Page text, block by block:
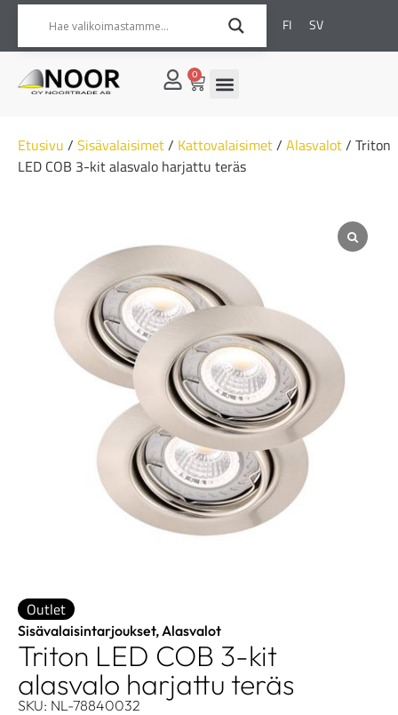
FI SV
0
Etusivu / Sisävalaisimet/ Kattovalaisimet/ Alasvalot/ Triton
LED COB 3-kit alasvalo harjattu teräs
Outlet
Sisävalaisintarjoukset,Alasvalot
Triton LED COB 3-kit
alasvalo harjattu teräs
SKU: NL-78840032